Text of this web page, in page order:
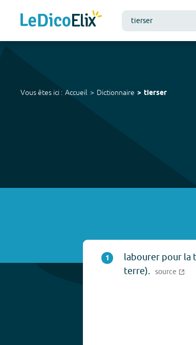
Vous êtes ici : Accueil Dictionnaire tierser
1
labourer pour la
terre). source